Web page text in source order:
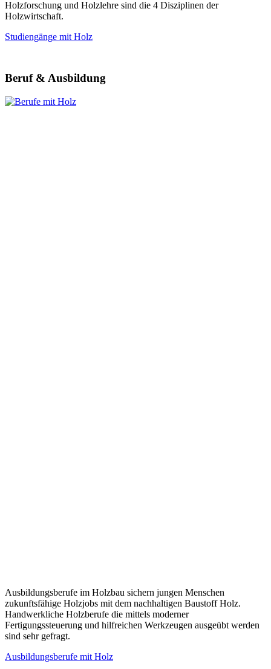
Holzforschung und Holzlehre sind die 4 Disziplinen der
Holzwirtschaft.
Studiengänge mit Holz
Beruf & Ausbildung
Ausbildungsberufe im Holzbau sichern jungen Menschen
zukunftsfähige Holzjobs mit dem nachhaltigen Baustoff Holz.
Handwerkliche Holzberufe die mittels moderner
Fertigungssteuerung und hilfreichen Werkzeugen ausgeübt werden
sind sehr gefragt.
Ausbildungsberufe mit Holz